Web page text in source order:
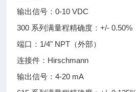
输出信号：0-10 VDC
300 系列满量程精确度：+/- 0.50%
端口：1/4" NPT（外部）
连接件：Hirschmann
输出信号：4-20 mA